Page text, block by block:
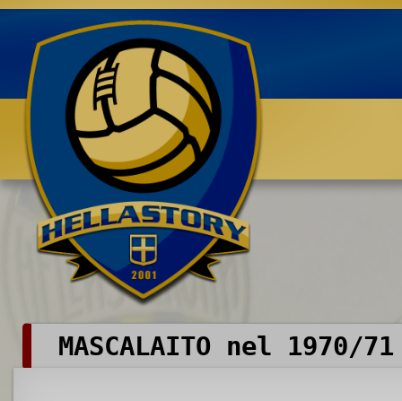
Benvenuti su HELLASTORY.net
MASCALAITO nel 1970/71